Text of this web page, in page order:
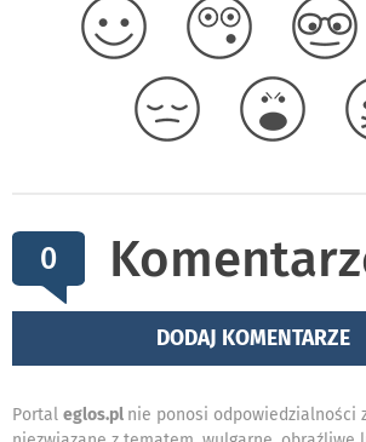
0
DODAJ KOMENTARZE
Portal eglos.pl nie ponosi odpowiedzialności